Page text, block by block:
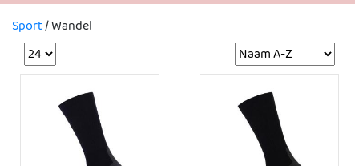
Sport/Wandel